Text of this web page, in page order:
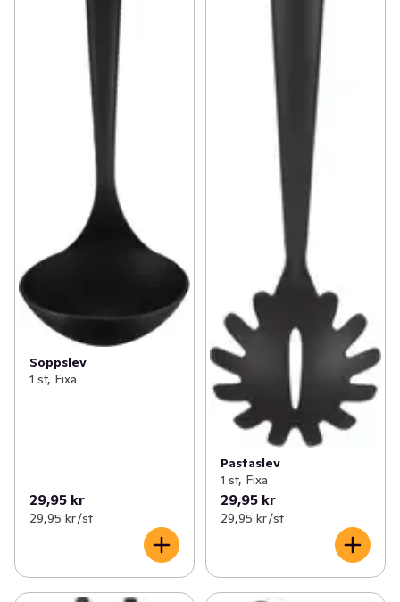
Soppslev
1 st, Fixa
29,95 kr
29,95 kr /st
Pastaslev
1 st, Fixa
29,95 kr
29,95 kr /st